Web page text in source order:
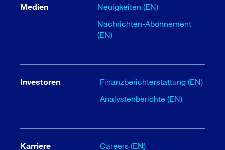
Medien
Neuigkeiten (EN)
Nachrichten-Abonnement
(EN)
Investoren
Finanzberichterstattung (EN)
Analystenberichte (EN)
Karriere
Careers (EN)